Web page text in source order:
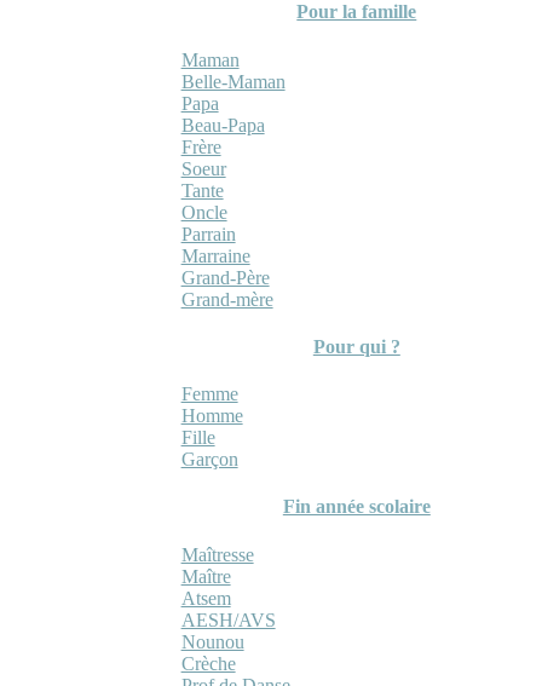
Pour la famille
Maman
Belle-Maman
Papa
Beau-Papa
Frère
Soeur
Tante
Oncle
Parrain
Marraine
Grand-Père
Grand-mère
Pour qui ?
Femme
Homme
Fille
Garçon
Fin année scolaire
Maîtresse
Maître
Atsem
AESH/AVS
Nounou
Crèche